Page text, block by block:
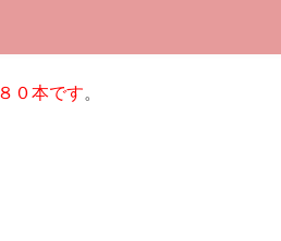
０本です。